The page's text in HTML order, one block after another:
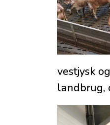
vestjysk
landbrug,